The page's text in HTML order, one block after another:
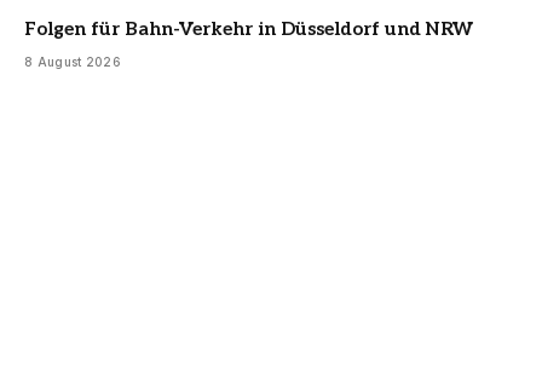
Folgen für Bahn-Verkehr in Düsseldorf und NRW
8 August 2026